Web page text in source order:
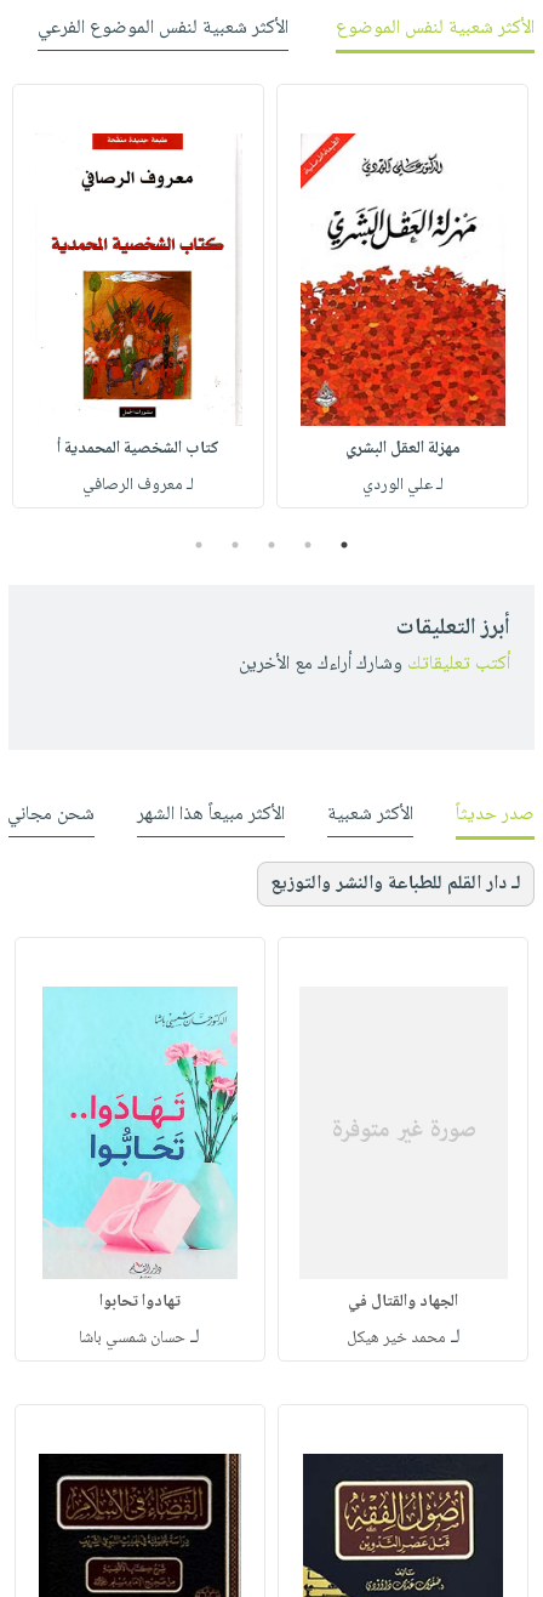
الأكثر شعبية لنفس الموضوع
الأكثر شعبية لنفس الموضوع الفرعي
مهزلة العقل البشري
لـ علي الوردي
كتاب الشخصية المحمدية أ
لـ معروف الرصافي
1
2
3
4
5
أبرز التعليقات
أكتب تعليقاتك وشارك أراءك مع الأخرين
صدر حديثاً الأكثر شعبية الأكثر مبيعاً هذا الشهر شحن مجاني
لـ دار القلم للطباعة والنشر والتوزيع
الجهاد والقتال في
لـ محمد خير هيكل
تهادوا تحابوا
لـحسان شمسي باشا